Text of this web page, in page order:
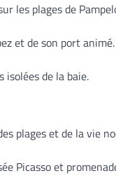
les plages de
et de son port animé.
isolées de la baie.
plages et de la vie
Picasso et